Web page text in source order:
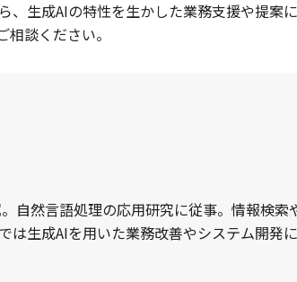
生成AIの特性を生かした業務支援や提案
談ください。
自然言語処理の応用研究に従事。情報検索
は生成AIを用いた業務改善やシステム開発に